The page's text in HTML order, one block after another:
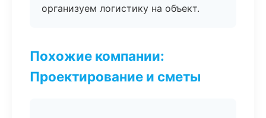
организуем логистику на объект.
Похожие компании:
Проектирование и сметы